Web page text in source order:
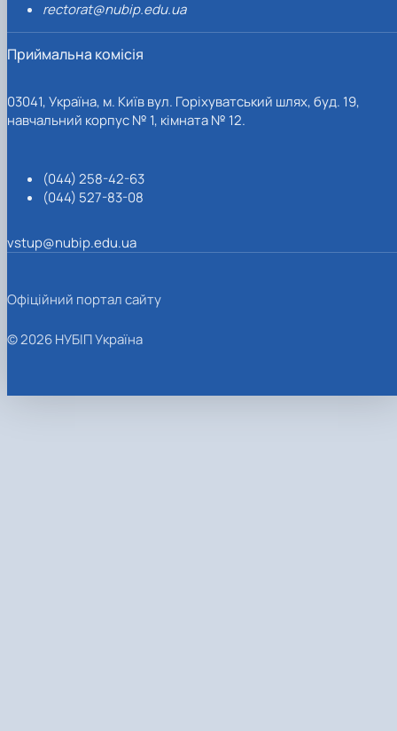
rectorat@nubip.edu.ua
Приймальна комісія
03041, Україна, м. Київ вул. Горіхуватський шлях, буд. 19,
навчальний корпус № 1, кімната № 12.
(044) 258-42-63
(044) 527-83-08
vstup@nubip.edu.ua
Офіційний портал сайту
© 2026 НУБІП Україна